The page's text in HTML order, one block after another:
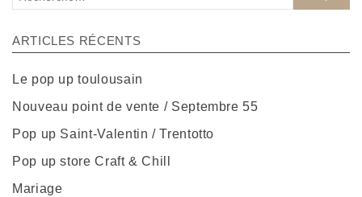
ARTICLES RÉCENTS
Le pop up toulousain
Nouveau point de vente / Septembre 55
Pop up Saint-Valentin / Trentotto
Pop up store Craft & Chill
Mariage